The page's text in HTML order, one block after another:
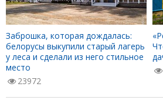
Заброшка, которая дождалась:
белорусы выкупили старый лагерь
у леса и сделали из него стильное
место
23972